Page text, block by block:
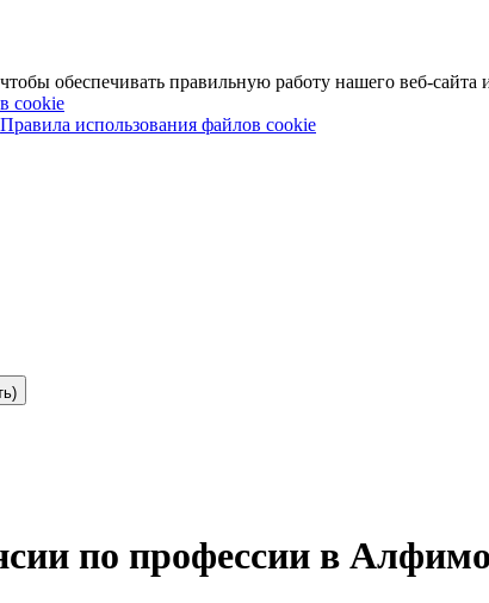
обеспечивать правильную работу нашего веб-сайта
cookie
Правила использования файлов cookie
по профессии в